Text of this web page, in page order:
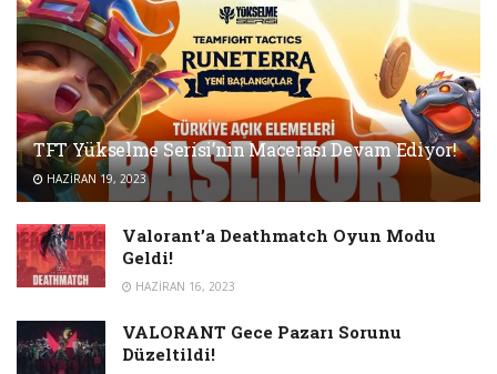
TFT Yükselme Serisi’nin Macerası Devam Ediyor!
HAZIRAN 19, 2023
Valorant’a Deathmatch Oyun Modu
Geldi!
HAZIRAN 16, 2023
VALORANT Gece Pazarı Sorunu
Düzeltildi!